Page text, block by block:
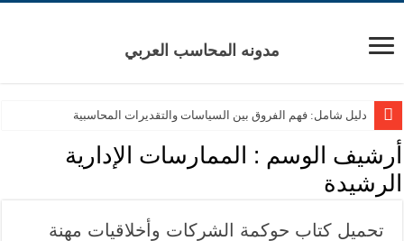
مدونه المحاسب العربي
دليل شامل: فهم الفروق بين السياسات والتقديرات المحاسبية
دليل شامل لمحاسبة المالية: قيود وقوائم مالية PDF مجانية
كيفية تحليل العائد على السهم: دليل للمستثمرين المبتدئين
محتوى شهادة CMA PART 1
أرشيف الوسم : الممارسات الإدارية
الرشيدة
تحميل كتاب حوكمة الشركات وأخلاقيات مهنة